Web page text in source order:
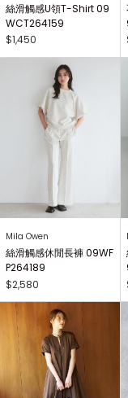
絲滑觸感U領T-Shirt 09
WCT264159
$1,450
Mila Owen
絲滑觸感休閒長褲 09WF
P264189
$2,580